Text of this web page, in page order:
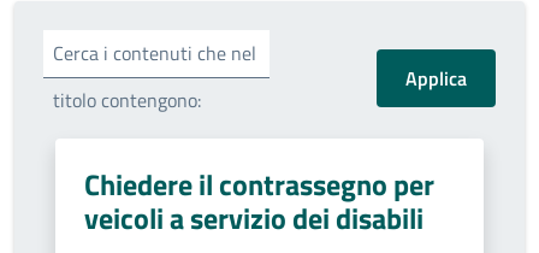
Cerca i contenuti che nel
titolo contengono:
Chiedere il contrassegno per
veicoli a servizio dei disabili